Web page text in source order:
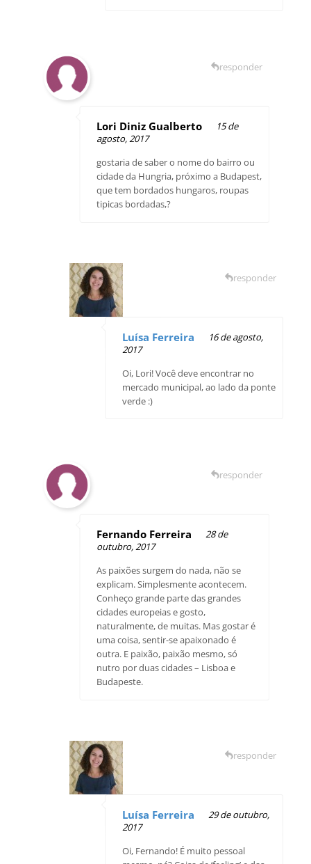
Lori Diniz Gualberto
15 de
agosto, 2017
gostaria de saber o nome do bairro ou
cidade da Hungria, próximo a Budapest,
que tem bordados hungaros, roupas
tipicas bordadas,?
responder
Luísa Ferreira
16 de agosto,
2017
Oi, Lori! Você deve encontrar no
mercado municipal, ao lado da ponte
verde :)
responder
Fernando Ferreira
28 de
outubro, 2017
As paixões surgem do nada, não se
explicam. Simplesmente acontecem.
Conheço grande parte das grandes
cidades europeias e gosto,
naturalmente, de muitas. Mas gostar é
uma coisa, sentir-se apaixonado é
outra. E paixão, paixão mesmo, só
nutro por duas cidades – Lisboa e
Budapeste.
responder
Luísa Ferreira
29 de outubro,
2017
Oi, Fernando! É muito pessoal
responder